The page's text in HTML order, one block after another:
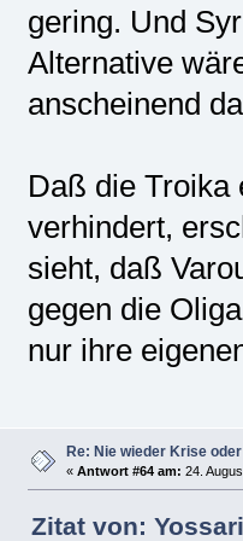
gering. Und
Alternative
anscheinend
Daß die Troika
verhindert,
sieht, daß
gegen die
nur ihre
Re: Nie wieder Krise
« Antwort #64 am: 24.
Zitat von: